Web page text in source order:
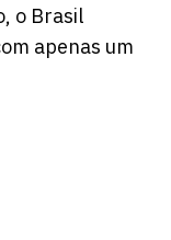
o Brasil
apenas um